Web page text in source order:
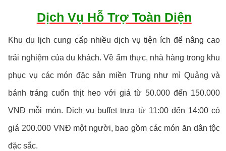
Dịch Vụ Hỗ Trợ Toàn Diện
Khu du lịch cung cấp nhiều dịch vụ tiện ích để nâng cao
trải nghiệm của du khách. Về ẩm thực, nhà hàng trong khu
phục vụ các món đặc sản miền Trung như mì Quảng và
bánh tráng cuốn thịt heo với giá từ 50.000 đến 150.000
VNĐ mỗi món. Dịch vụ buffet trưa từ 11:00 đến 14:00 có
giá 200.000 VNĐ một người, bao gồm các món ăn dân tộc
đặc sắc.